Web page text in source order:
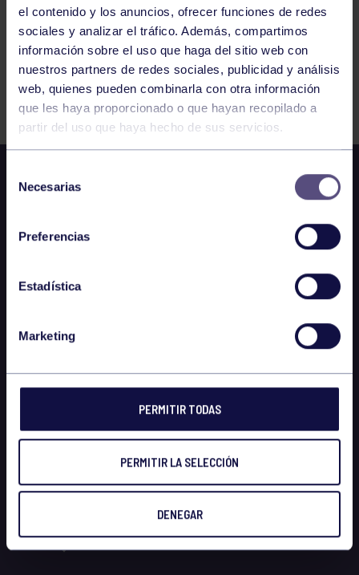
el contenido y los anuncios, ofrecer funciones de redes
sociales y analizar el tráfico. Además, compartimos
información sobre el uso que haga del sitio web con
nuestros partners de redes sociales, publicidad y análisis
web, quienes pueden combinarla con otra información
que les haya proporcionado o que hayan recopilado a
partir del uso que haya hecho de sus servicios.
Necesarias
Preferencias
Estadística
Marketing
PERMITIR TODAS
PERMITIR LA SELECCIÓN
DENEGAR
FILTRAR